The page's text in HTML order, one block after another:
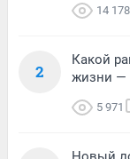
14 178
2
Какой
жизни —
5 971